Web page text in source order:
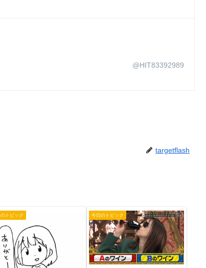
@HIT83392989
targetflash
トピック 今日のトピック